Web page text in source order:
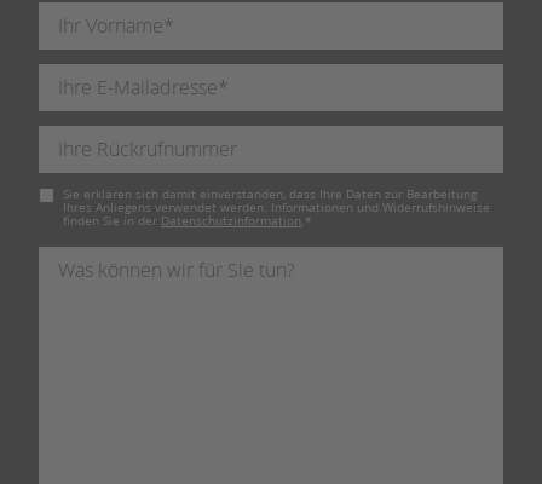
Pflichtfeld
Sie erklären sich damit einverstanden, dass Ihre Daten zur Bearbeitung
Ihres Anliegens verwendet werden. Informationen und Widerrufshinweise
finden Sie in der Datenschutzinformation. *